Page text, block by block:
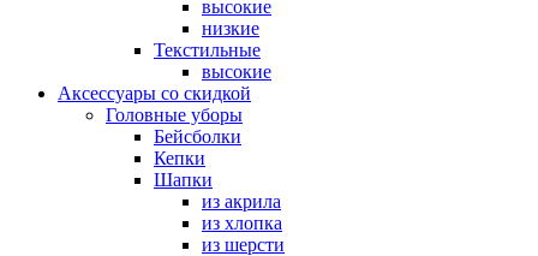
высокие
низкие
Текстильные
высокие
Аксессуары со скидкой
Головные уборы
Бейсболки
Кепки
Шапки
из акрила
из хлопка
из шерсти